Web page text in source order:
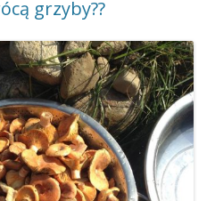
grzyby??